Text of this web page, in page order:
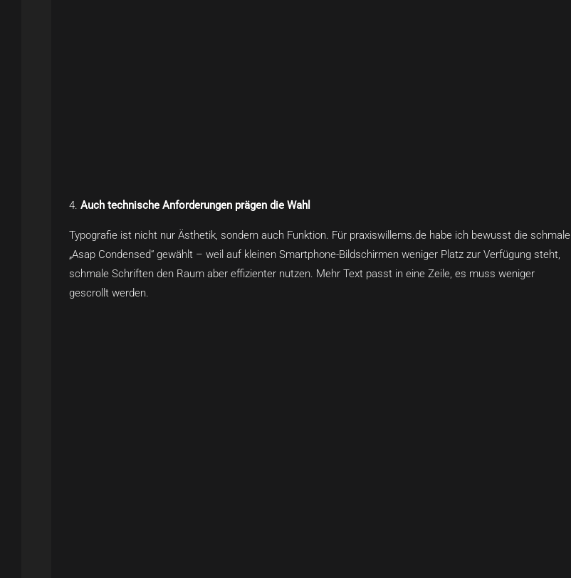
Auch technische Anforderungen prägen die Wahl
Typografie ist nicht nur Ästhetik, sondern auch Funktion. Für praxiswillems.de habe ich bewusst die schmale
„Asap Condensed“ gewählt – weil auf kleinen Smartphone-Bildschirmen weniger Platz zur Verfügung steht,
schmale Schriften den Raum aber effizienter nutzen. Mehr Text passt in eine Zeile, es muss weniger
gescrollt werden.